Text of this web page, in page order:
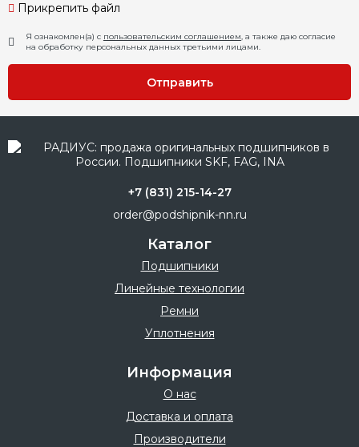
Прикрепить файл
Я ознакомлен(а) с пользовательским соглашением, а также даю согласие
на обработку персональных данных третьими лицами.
Отправить
+7 (831) 215-14-27
order@podshipnik-nn.ru
Каталог
Подшипники
Линейные технологии
Ремни
Уплотнения
Информация
О нас
Доставка и оплата
Производители